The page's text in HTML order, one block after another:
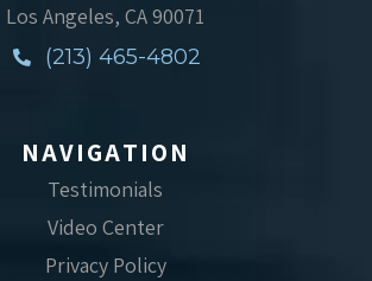
Los Angeles, CA 90071
(213) 465-4802
NAVIGATION
Testimonials
Video Center
Privacy Policy